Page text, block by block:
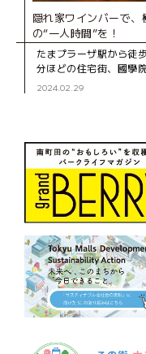
隠れ家ワインバーで、
の“一人時間”を！
たまプラーザ駅から徒
分ほどの住宅街、國學院
學の先にある「トリニテ
タリのワインバー
2024.02.29